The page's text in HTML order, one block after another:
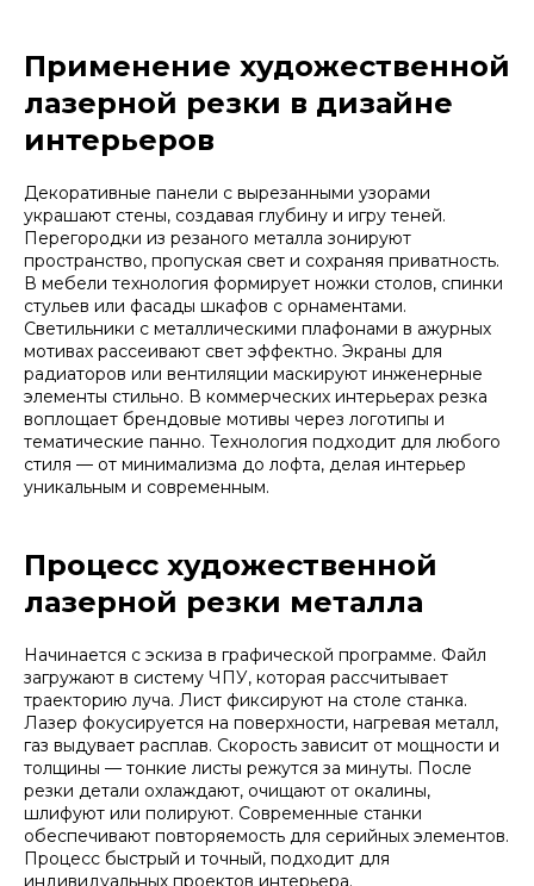
Применение художественной
лазерной резки в дизайне
интерьеров
Декоративные панели с вырезанными узорами
украшают стены, создавая глубину и игру теней.
Перегородки из резаного металла зонируют
пространство, пропуская свет и сохраняя приватность.
В мебели технология формирует ножки столов, спинки
стульев или фасады шкафов с орнаментами.
Светильники с металлическими плафонами в ажурных
мотивах рассеивают свет эффектно. Экраны для
радиаторов или вентиляции маскируют инженерные
элементы стильно. В коммерческих интерьерах резка
воплощает брендовые мотивы через логотипы и
тематические панно. Технология подходит для любого
стиля — от минимализма до лофта, делая интерьер
уникальным и современным.
Процесс художественной
лазерной резки металла
Начинается с эскиза в графической программе. Файл
загружают в систему ЧПУ, которая рассчитывает
траекторию луча. Лист фиксируют на столе станка.
Лазер фокусируется на поверхности, нагревая металл,
газ выдувает расплав. Скорость зависит от мощности и
толщины — тонкие листы режутся за минуты. После
резки детали охлаждают, очищают от окалины,
шлифуют или полируют. Современные станки
обеспечивают повторяемость для серийных элементов.
Процесс быстрый и точный, подходит для
индивидуальных проектов интерьера.